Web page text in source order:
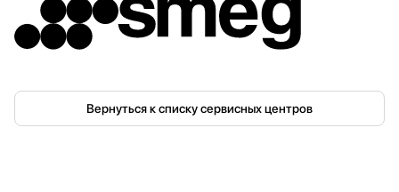
DeLonghi
Faber
Kaiser
Korting
Вернуться к списку сервисных центров